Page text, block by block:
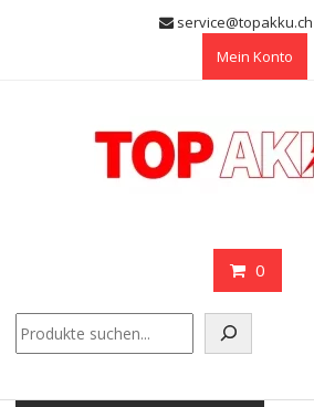
service@topakku.ch
Mein Konto
0